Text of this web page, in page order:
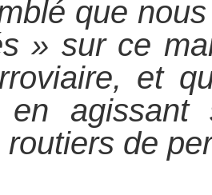
que
» sur ce
et
agissant
de